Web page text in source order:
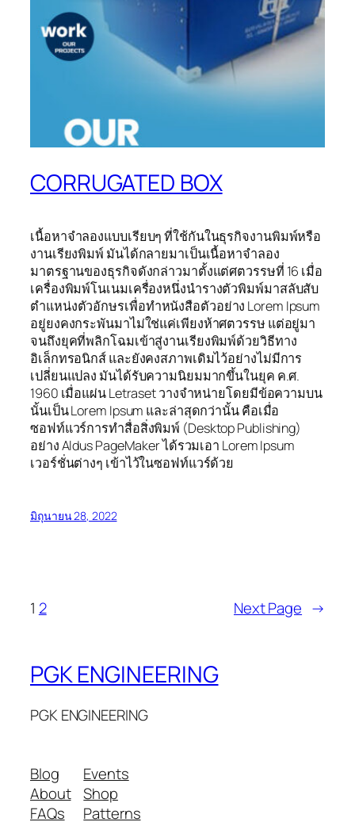
CORRUGATED BOX
เนื้อหาจำลองแบบเรียบๆ ที่ใช้กันในธุรกิจงานพิมพ์หรือ
งานเรียงพิมพ์ มันได้กลายมาเป็นเนื้อหาจำลอง
มาตรฐานของธุรกิจดังกล่าวมาตั้งแต่ศตวรรษที่ 16 เมื่อ
เครื่องพิมพ์โนเนมเครื่องหนึ่งนำรางตัวพิมพ์มาสลับสับ
ตำแหน่งตัวอักษรเพื่อทำหนังสือตัวอย่าง Lorem Ipsum
อยู่ยงคงกระพันมาไม่ใช่แค่เพียงห้าศตวรรษ แต่อยู่มา
จนถึงยุคที่พลิกโฉมเข้าสู่งานเรียงพิมพ์ด้วยวิธีทาง
อิเล็กทรอนิกส์ และยังคงสภาพเดิมไว้อย่างไม่มีการ
เปลี่ยนแปลง มันได้รับความนิยมมากขึ้นในยุค ค.ศ.
1960 เมื่อแผ่น Letraset วางจำหน่ายโดยมีข้อความบน
นั้นเป็น Lorem Ipsum และล่าสุดกว่านั้น คือเมื่อ
ซอฟท์แวร์การทำสื่อสิ่งพิมพ์ (Desktop Publishing)
อย่าง Aldus PageMaker ได้รวมเอา Lorem Ipsum
เวอร์ชั่นต่างๆ เข้าไว้ในซอฟท์แวร์ด้วย
มิถุนายน 28, 2022
1 2 Next Page →
PGK ENGINEERING
PGK ENGINEERING
Blog
About
FAQs
Events
Shop
Patterns